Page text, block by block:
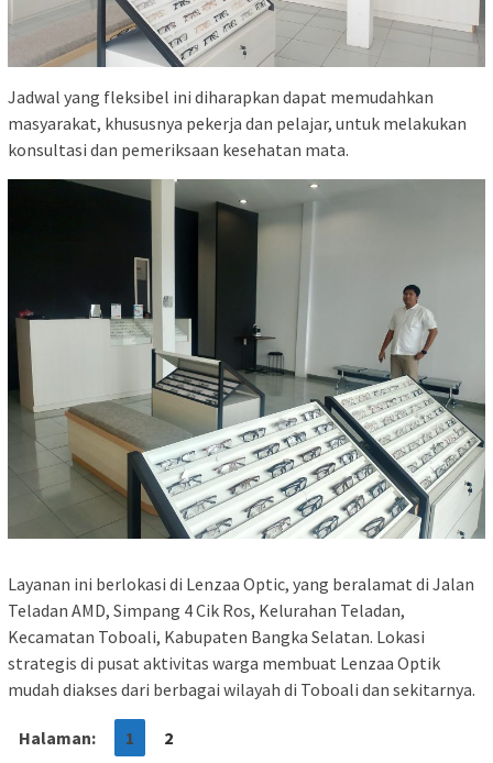
Jadwal yang fleksibel ini diharapkan dapat memudahkan
masyarakat, khususnya pekerja dan pelajar, untuk melakukan
konsultasi dan pemeriksaan kesehatan mata.
Layanan ini berlokasi di Lenzaa Optic, yang beralamat di Jalan
Teladan AMD, Simpang 4 Cik Ros, Kelurahan Teladan,
Kecamatan Toboali, Kabupaten Bangka Selatan. Lokasi
strategis di pusat aktivitas warga membuat Lenzaa Optik
mudah diakses dari berbagai wilayah di Toboali dan sekitarnya.
Halaman: 1 2